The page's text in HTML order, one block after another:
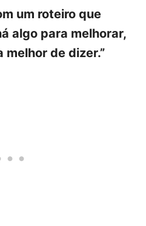
um roteiro que
algo para melhorar,
melhor de dizer.”